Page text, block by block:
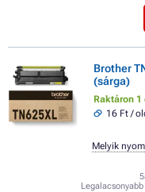
Brother
(sárga)
Raktáron 1
16 Ft /
Melyik